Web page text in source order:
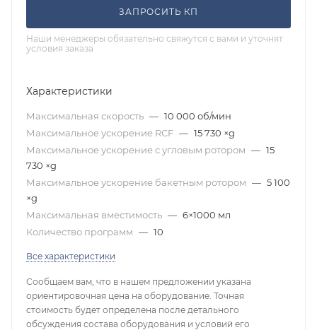
ЗАПРОСИТЬ КП
Наши менеджеры обязательно свяжутся с вами и уточнят
условия заказа
Характеристики
Максимальная скорость — 10 000 об/мин
Максимальное ускорение RCF — 15 730 ×g
Максимальное ускорение с угловым ротором — 15
730 ×g
Максимальное ускорение бакетным ротором — 5 100
×g
Максимальная вместимость — 6×1000 мл
Количество программ — 10
Все характеристики
Сообщаем вам, что в нашем предложении указана
ориентировочная цена на оборудование. Точная
стоимость будет определена после детального
обсуждения состава оборудования и условий его